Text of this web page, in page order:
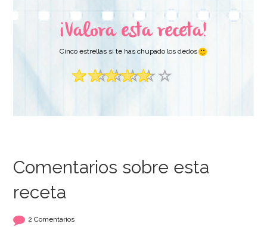
¡Valora esta receta!
Cinco estrellas si te has chupado los dedos
Comentarios sobre esta
receta
2 Comentarios